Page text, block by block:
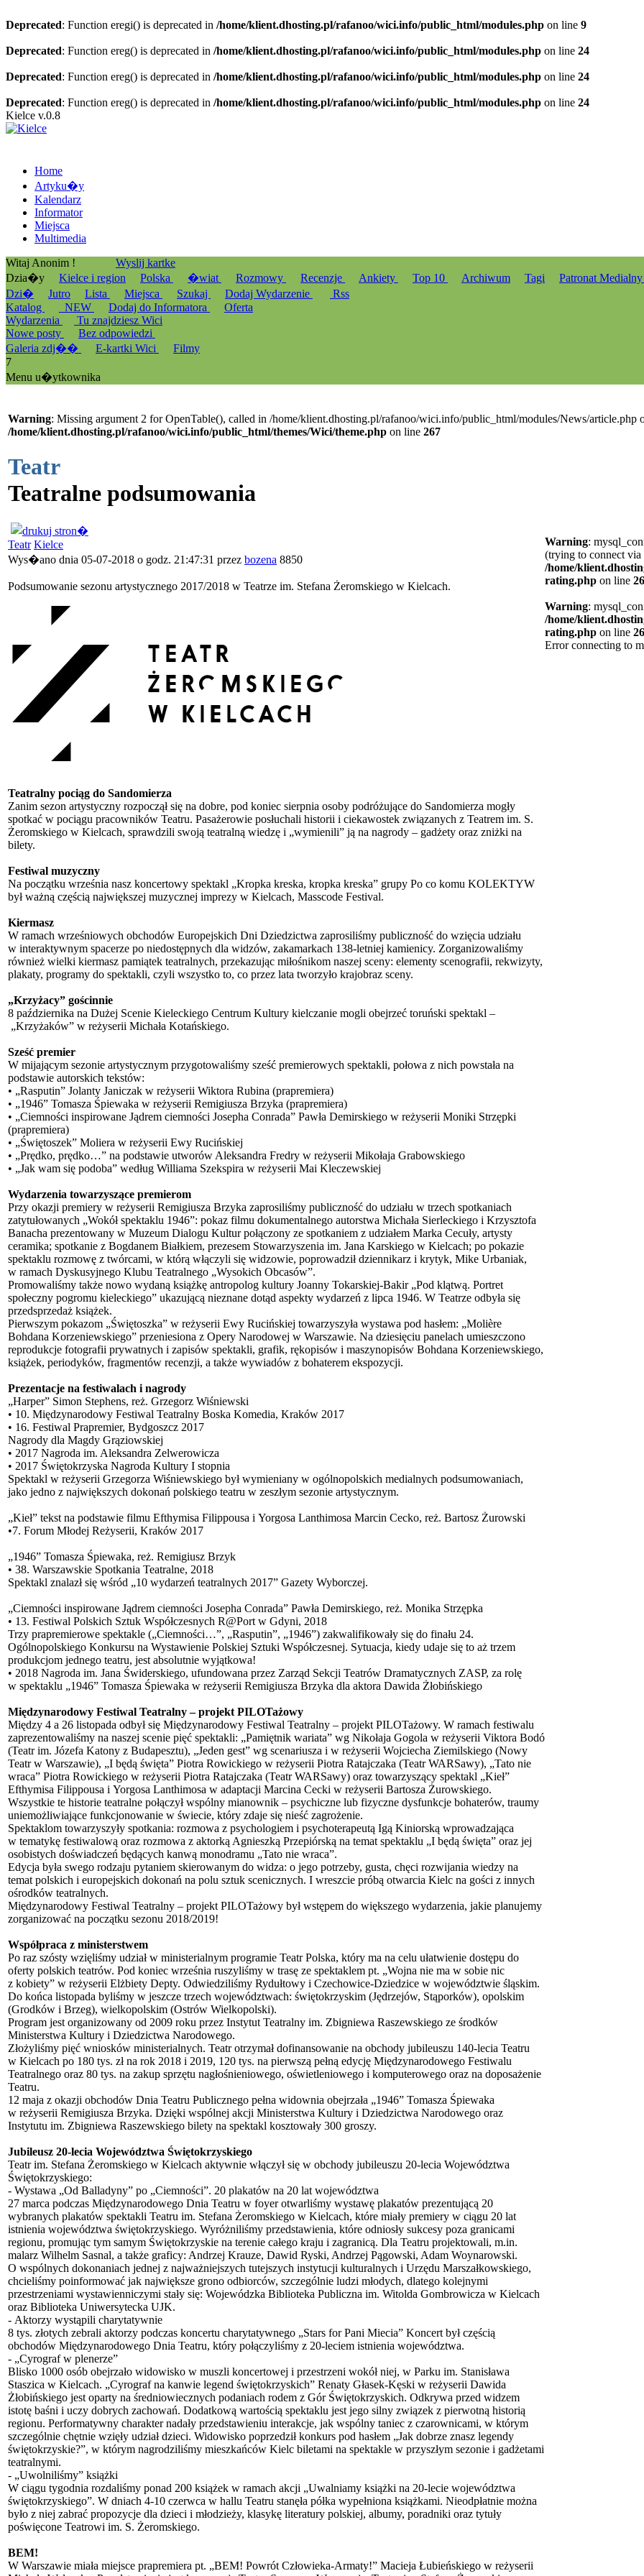
Deprecated: Function eregi() is deprecated in /home/klient.dhosting.pl/rafanoo/wici.info/public_html/modules.php on line 9
Deprecated: Function ereg() is deprecated in /home/klient.dhosting.pl/rafanoo/wici.info/public_html/modules.php on line 24
Deprecated: Function ereg() is deprecated in /home/klient.dhosting.pl/rafanoo/wici.info/public_html/modules.php on line 24
Deprecated: Function ereg() is deprecated in /home/klient.dhosting.pl/rafanoo/wici.info/public_html/modules.php on line 24
Kielce v.0.8
Home
Artyku�y
Kalendarz
Informator
Miejsca
Multimedia
Witaj Anonim !
Wyslij kartke
Dzia�y
Kielce i region Polska �wiat Rozmowy Recenzje Ankiety Top 10 Archiwum Tagi
Patronat
Dzi�
Jutro Lista Miejsca Szukaj Dodaj Wydarzenie
Rss
Katalog
_NEW Dodaj do Informatora
Oferta
Wydarzenia
Tu znajdziesz Wici
Nowe posty
Bez odpowiedzi
Galeria zdj��
E-kartki Wici
Filmy
7
Menu u�ytkownika
Warning: Missing argument 2 for OpenTable(), called in /home/klient.dhosting.pl/rafanoo/wici.info/public_html/modules/News/article.php
/home/klient.dhosting.pl/rafanoo/wici.info/public_html/themes/Wici/theme.php on line 267
Teatr
Teatralne podsumowania
Teatr Kielce
Wys�ano dnia 05-07-2018 o godz. 21:47:31 przez bozena 8850
Podsumowanie sezonu artystycznego 2017/2018 w Teatrze im. Stefana Żeromskiego w Kielcach.
Teatralny pociąg do Sandomierza
Zanim sezon artystyczny rozpoczął się na dobre, pod koniec sierpnia osoby podróżujące do Sandomierza mogły
spotkać w pociągu pracowników Teatru. Pasażerowie posłuchali historii i ciekawostek związanych z Teatrem im. S.
Żeromskiego w Kielcach, sprawdzili swoją teatralną wiedzę i „wymienili” ją na nagrody – gadżety oraz zniżki na
bilety.
Festiwal muzyczny
Na początku września nasz koncertowy spektakl „Kropka kreska, kropka kreska” grupy Po co komu KOLEKTYW
był ważną częścią największej muzycznej imprezy w Kielcach, Masscode Festival.
Kiermasz
W ramach wrześniowych obchodów Europejskich Dni Dziedzictwa zaprosiliśmy publiczność do wzięcia udziału
w interaktywnym spacerze po niedostępnych dla widzów, zakamarkach 138-letniej kamienicy. Zorganizowaliśmy
również wielki kiermasz pamiątek teatralnych, przekazując miłośnikom naszej sceny: elementy scenografii, rekwizyty,
plakaty, programy do spektakli, czyli wszystko to, co przez lata tworzyło krajobraz sceny.
„Krzyżacy” gościnnie
8 października na Dużej Scenie Kieleckiego Centrum Kultury kielczanie mogli obejrzeć toruński spektakl –
„Krzyżaków” w reżyserii Michała Kotańskiego.
Sześć premier
W mijającym sezonie artystycznym przygotowaliśmy sześć premierowych spektakli, połowa z nich powstała na
podstawie autorskich tekstów:
• „Rasputin” Jolanty Janiczak w reżyserii Wiktora Rubina (prapremiera)
• „1946” Tomasza Śpiewaka w reżyserii Remigiusza Brzyka (prapremiera)
• „Ciemności inspirowane Jądrem ciemności Josepha Conrada” Pawła Demirskiego w reżyserii Moniki Strzępki
(prapremiera)
• „Świętoszek” Moliera w reżyserii Ewy Rucińskiej
• „Prędko, prędko…” na podstawie utworów Aleksandra Fredry w reżyserii Mikołaja Grabowskiego
• „Jak wam się podoba” według Williama Szekspira w reżyserii Mai Kleczewskiej
Wydarzenia towarzyszące premierom
Przy okazji premiery w reżyserii Remigiusza Brzyka zaprosiliśmy publiczność do udziału w trzech spotkaniach
zatytułowanych „Wokół spektaklu 1946”: pokaz filmu dokumentalnego autorstwa Michała Sierleckiego i Krzysztofa
Banacha prezentowany w Muzeum Dialogu Kultur połączony ze spotkaniem z udziałem Marka Cecuły, artysty
ceramika; spotkanie z Bogdanem Białkiem, prezesem Stowarzyszenia im. Jana Karskiego w Kielcach; po pokazie
spektaklu rozmowę z twórcami, w którą włączyli się widzowie, poprowadził dziennikarz i krytyk, Mike Urbaniak,
w ramach Dyskusyjnego Klubu Teatralnego „Wysokich Obcasów”.
Promowaliśmy także nowo wydaną książkę antropolog kultury Joanny Tokarskiej-Bakir „Pod klątwą. Portret
społeczny pogromu kieleckiego” ukazującą nieznane dotąd aspekty wydarzeń z lipca 1946. W Teatrze odbyła się
przedsprzedaż książek.
Pierwszym pokazom „Świętoszka” w reżyserii Ewy Rucińskiej towarzyszyła wystawa pod hasłem: „Molière
Bohdana Korzeniewskiego” przeniesiona z Opery Narodowej w Warszawie. Na dziesięciu panelach umieszczono
reprodukcje fotografii prywatnych i zapisów spektakli, grafik, rękopisów i maszynopisów Bohdana Korzeniewskiego,
książek, periodyków, fragmentów recenzji, a także wywiadów z bohaterem ekspozycji.
Prezentacje na festiwalach i nagrody
„Harper” Simon Stephens, reż. Grzegorz Wiśniewski
• 10. Międzynarodowy Festiwal Teatralny Boska Komedia, Kraków 2017
• 16. Festiwal Prapremier, Bydgoszcz 2017
Nagrody dla Magdy Grąziowskiej
• 2017 Nagroda im. Aleksandra Zelwerowicza
• 2017 Świętokrzyska Nagroda Kultury I stopnia
Spektakl w reżyserii Grzegorza Wiśniewskiego był wymieniany w ogólnopolskich medialnych podsumowaniach,
jako jedno z największych dokonań polskiego teatru w zeszłym sezonie artystycznym.
„Kieł” tekst na podstawie filmu Efthymisa Filippousa i Yorgosa Lanthimosa Marcin Cecko, reż. Bartosz Żurowski
•7. Forum Młodej Reżyserii, Kraków 2017
„1946” Tomasza Śpiewaka, reż. Remigiusz Brzyk
• 38. Warszawskie Spotkania Teatralne, 2018
Spektakl znalazł się wśród „10 wydarzeń teatralnych 2017” Gazety Wyborczej.
„Ciemności inspirowane Jądrem ciemności Josepha Conrada” Pawła Demirskiego, reż. Monika Strzępka
• 13. Festiwal Polskich Sztuk Współczesnych R@Port w Gdyni, 2018
Trzy prapremierowe spektakle („Ciemności…”, „Rasputin”, „1946”) zakwalifikowały się do finału 24.
Ogólnopolskiego Konkursu na Wystawienie Polskiej Sztuki Współczesnej. Sytuacja, kiedy udaje się to aż trzem
produkcjom jednego teatru, jest absolutnie wyjątkowa!
• 2018 Nagroda im. Jana Świderskiego, ufundowana przez Zarząd Sekcji Teatrów Dramatycznych ZASP, za rolę
w spektaklu „1946” Tomasza Śpiewaka w reżyserii Remigiusza Brzyka dla aktora Dawida Żłobińskiego
Międzynarodowy Festiwal Teatralny – projekt PILOTażowy
Między 4 a 26 listopada odbył się Międzynarodowy Festiwal Teatralny – projekt PILOTażowy. W ramach festiwalu
zaprezentowaliśmy na naszej scenie pięć spektakli: „Pamiętnik wariata” wg Nikołaja Gogola w reżyserii Viktora Bodó
(Teatr im. Józefa Katony z Budapesztu), „Jeden gest” wg scenariusza i w reżyserii Wojciecha Ziemilskiego (Nowy
Teatr w Warszawie), „I będą święta” Piotra Rowickiego w reżyserii Piotra Ratajczaka (Teatr WARSawy), „Tato nie
wraca” Piotra Rowickiego w reżyserii Piotra Ratajczaka (Teatr WARSawy) oraz towarzyszący spektakl „Kieł”
Efthymisa Filippousa i Yorgosa Lanthimosa w adaptacji Marcina Cecki w reżyserii Bartosza Żurowskiego.
Wszystkie te historie teatralne połączył wspólny mianownik – psychiczne lub fizyczne dysfunkcje bohaterów, traumy
uniemożliwiające funkcjonowanie w świecie, który zdaje się nieść zagrożenie.
Spektaklom towarzyszyły spotkania: rozmowa z psychologiem i psychoterapeutą Igą Kiniorską wprowadzająca
w tematykę festiwalową oraz rozmowa z aktorką Agnieszką Przepiórską na temat spektaklu „I będą święta” oraz jej
osobistych doświadczeń będących kanwą monodramu „Tato nie wraca”.
Edycja była swego rodzaju pytaniem skierowanym do widza: o jego potrzeby, gusta, chęci rozwijania wiedzy na
temat polskich i europejskich dokonań na polu sztuk scenicznych. I wreszcie próbą otwarcia Kielc na gości z innych
ośrodków teatralnych.
Międzynarodowy Festiwal Teatralny – projekt PILOTażowy był wstępem do większego wydarzenia, jakie planujemy
zorganizować na początku sezonu 2018/2019!
Współpraca z ministerstwem
Po raz szósty wzięliśmy udział w ministerialnym programie Teatr Polska, który ma na celu ułatwienie dostępu do
oferty polskich teatrów. Pod koniec września ruszyliśmy w trasę ze spektaklem pt. „Wojna nie ma w sobie nic
z kobiety” w reżyserii Elżbiety Depty. Odwiedziliśmy Rydułtowy i Czechowice-Dziedzice w województwie śląskim.
Do końca listopada byliśmy w jeszcze trzech województwach: świętokrzyskim (Jędrzejów, Stąporków), opolskim
(Grodków i Brzeg), wielkopolskim (Ostrów Wielkopolski).
Program jest organizowany od 2009 roku przez Instytut Teatralny im. Zbigniewa Raszewskiego ze środków
Ministerstwa Kultury i Dziedzictwa Narodowego.
Złożyliśmy pięć wniosków ministerialnych. Teatr otrzymał dofinansowanie na obchody jubileuszu 140-lecia Teatru
w Kielcach po 180 tys. zł na rok 2018 i 2019, 120 tys. na pierwszą pełną edycję Międzynarodowego Festiwalu
Teatralnego oraz 80 tys. na zakup sprzętu nagłośnieniowego, oświetleniowego i komputerowego oraz na doposażenie
Teatru.
12 maja z okazji obchodów Dnia Teatru Publicznego pełna widownia obejrzała „1946” Tomasza Śpiewaka
w reżyserii Remigiusza Brzyka. Dzięki wspólnej akcji Ministerstwa Kultury i Dziedzictwa Narodowego oraz
Instytutu im. Zbigniewa Raszewskiego bilety na spektakl kosztowały 300 groszy.
Jubileusz 20-lecia Województwa Świętokrzyskiego
Teatr im. Stefana Żeromskiego w Kielcach aktywnie włączył się w obchody jubileuszu 20-lecia Województwa
Świętokrzyskiego:
- Wystawa „Od Balladyny” po „Ciemności”. 20 plakatów na 20 lat województwa
27 marca podczas Międzynarodowego Dnia Teatru w foyer otwarliśmy wystawę plakatów prezentującą 20
wybranych plakatów spektakli Teatru im. Stefana Żeromskiego w Kielcach, które miały premiery w ciągu 20 lat
istnienia województwa świętokrzyskiego. Wyróżniliśmy przedstawienia, które odniosły sukcesy poza granicami
regionu, promując tym samym Świętokrzyskie na terenie całego kraju i zagranicą. Dla Teatru projektowali, m.in.
malarz Wilhelm Sasnal, a także graficy: Andrzej Krauze, Dawid Ryski, Andrzej Pągowski, Adam Woynarowski.
O wspólnych dokonaniach jednej z najważniejszych tutejszych instytucji kulturalnych i Urzędu Marszałkowskiego,
chcieliśmy poinformować jak największe grono odbiorców, szczególnie ludzi młodych, dlatego kolejnymi
przestrzeniami wystawienniczymi stały się: Wojewódzka Biblioteka Publiczna im. Witolda Gombrowicza w Kielcach
oraz Biblioteka Uniwersytecka UJK.
- Aktorzy wystąpili charytatywnie
8 tys. złotych zebrali aktorzy podczas koncertu charytatywnego „Stars for Pani Miecia” Koncert był częścią
obchodów Międzynarodowego Dnia Teatru, który połączyliśmy z 20-leciem istnienia województwa.
- „Cyrograf w plenerze”
Blisko 1000 osób obejrzało widowisko w muszli koncertowej i przestrzeni wokół niej, w Parku im. Stanisława
Staszica w Kielcach. „Cyrograf na kanwie legend świętokrzyskich” Renaty Głasek-Kęski w reżyserii Dawida
Żłobińskiego jest oparty na średniowiecznych podaniach rodem z Gór Świętokrzyskich. Odkrywa przed widzem
istotę baśni i uczy dobrych zachowań. Dodatkową wartością spektaklu jest jego silny związek z pierwotną historią
regionu. Performatywny charakter nadały przedstawieniu interakcje, jak wspólny taniec z czarownicami, w którym
szczególnie chętnie wzięły udział dzieci. Widowisko poprzedził konkurs pod hasłem „Jak dobrze znasz legendy
świętokrzyskie?”, w którym nagrodziliśmy mieszkańców Kielc biletami na spektakle w przyszłym sezonie i gadżetami
teatralnymi.
- „Uwolniliśmy” książki
W ciągu tygodnia rozdaliśmy ponad 200 książek w ramach akcji „Uwalniamy książki na 20-lecie województwa
świętokrzyskiego”. W dniach 4-10 czerwca w hallu Teatru stanęła półka wypełniona książkami. Nieodpłatnie można
było z niej zabrać propozycje dla dzieci i młodzieży, klasykę literatury polskiej, albumy, poradniki oraz tytuły
poświęcone Teatrowi im. S. Żeromskiego.
BEM!
W Warszawie miała miejsce prapremiera pt. „BEM! Powrót Człowieka-Armaty!” Macieja Łubieńskiego w reżyserii
Warning:
(trying to connect
/home/
rating.php on line 26
Warning:
/home/
rating.php on line 26
Error connecting to